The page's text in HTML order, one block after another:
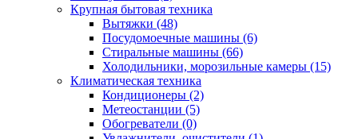
Крупная бытовая техника
Вытяжки (48)
Посудомоечные машины (6)
Стиральные машины (66)
Холодильники, морозильные камеры (15)
Климатическая техника
Кондиционеры (2)
Метеостанции (5)
Обогреватели (0)